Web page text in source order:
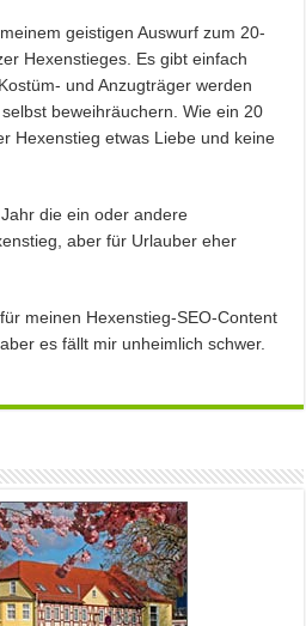
geistigen Auswurf zum 20-
Hexenstieges. Es gibt einfach
und Anzugträger werden
beweihräuchern. Wie ein 20
Hexenstieg etwas Liebe und keine
die ein oder andere
aber für Urlauber eher
meinen Hexenstieg-SEO-Content
es fällt mir unheimlich schwer.